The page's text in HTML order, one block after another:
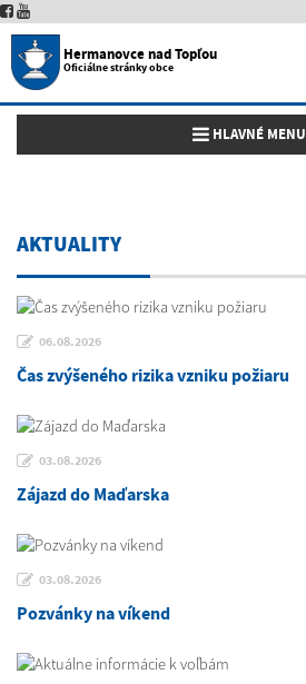
Hermanovce nad Topľou
Oficiálne stránky obce
Toggle navigation
HLAVNÉ MENU
AKTUALITY
06.08.2026
Čas zvýšeného rizika vzniku požiaru
03.08.2026
Zájazd do Maďarska
03.08.2026
Pozvánky na víkend